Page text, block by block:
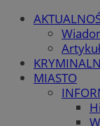
MIASTO